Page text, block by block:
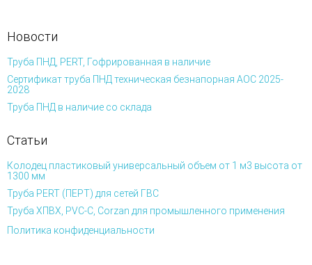
Новости
Труба ПНД, PERT, Гофрированная в наличие
Сертификат труба ПНД техническая безнапорная АОС 2025-
2028
Труба ПНД в наличие со склада
Статьи
Колодец пластиковый универсальный объем от 1 м3 высота от
1300 мм
Труба PERT (ПЕРТ) для сетей ГВС
Труба ХПВХ, PVC-C, Corzan для промышленного применения
Политика конфиденциальности